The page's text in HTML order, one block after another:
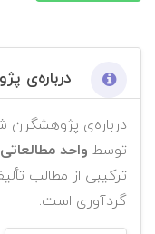
درباره‌ی
درباره‌ی
توسط واحد
ترکیبی از مطالب
گردآوری است.